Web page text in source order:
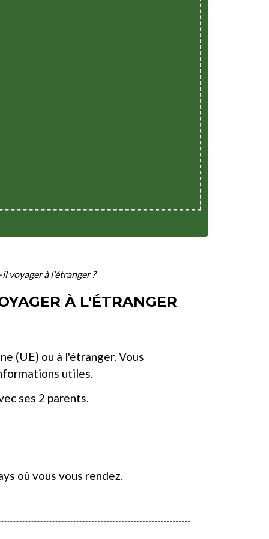
voyager à l'étranger ?
À L'ÉTRANGER
(UE) ou à l'étranger. Vous
utiles.
ses 2 parents.
où vous vous rendez.